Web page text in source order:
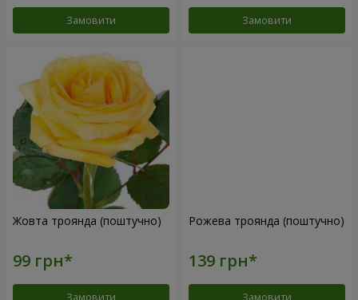
Замовити Замовити
Жовта троянда (поштучно) Рожева троянда (поштучно)